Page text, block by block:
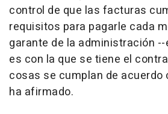
control de que las facturas
requisitos para pagarle cada
garante de la administración
es con la que se tiene el
cosas se cumplan de acuerdo
ha afirmado.